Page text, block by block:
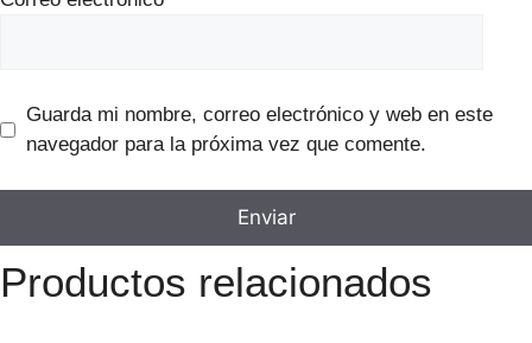
Guarda mi nombre, correo electrónico y web en este
navegador para la próxima vez que comente.
Productos relacionados